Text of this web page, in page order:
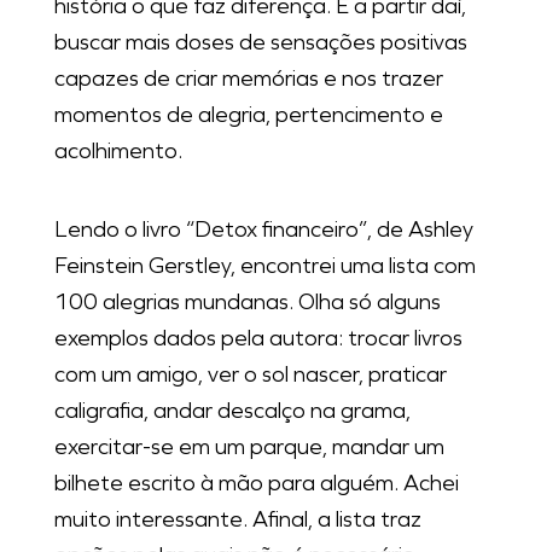
história o que faz diferença. E a partir daí,
buscar mais doses de sensações positivas
capazes de criar memórias e nos trazer
momentos de alegria, pertencimento e
acolhimento.
Lendo o livro “Detox financeiro”, de Ashley
Feinstein Gerstley, encontrei uma lista com
100 alegrias mundanas. Olha só alguns
exemplos dados pela autora: trocar livros
com um amigo, ver o sol nascer, praticar
caligrafia, andar descalço na grama,
exercitar-se em um parque, mandar um
bilhete escrito à mão para alguém. Achei
muito interessante. Afinal, a lista traz